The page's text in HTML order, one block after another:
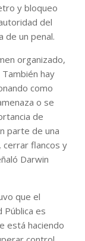
y bloqueo
del
de un penal.
organizado,
hay
como
o se
de
parte de una
cerrar flancos y
Darwin
que el
Pública es
está haciendo